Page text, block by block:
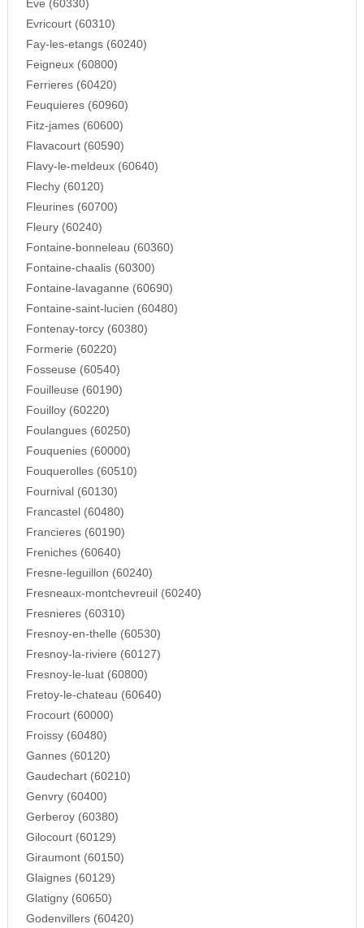
Eve (60330)
Evricourt (60310)
Fay-les-etangs (60240)
Feigneux (60800)
Ferrieres (60420)
Feuquieres (60960)
Fitz-james (60600)
Flavacourt (60590)
Flavy-le-meldeux (60640)
Flechy (60120)
Fleurines (60700)
Fleury (60240)
Fontaine-bonneleau (60360)
Fontaine-chaalis (60300)
Fontaine-lavaganne (60690)
Fontaine-saint-lucien (60480)
Fontenay-torcy (60380)
Formerie (60220)
Fosseuse (60540)
Fouilleuse (60190)
Fouilloy (60220)
Foulangues (60250)
Fouquenies (60000)
Fouquerolles (60510)
Fournival (60130)
Francastel (60480)
Francieres (60190)
Freniches (60640)
Fresne-leguillon (60240)
Fresneaux-montchevreuil (60240)
Fresnieres (60310)
Fresnoy-en-thelle (60530)
Fresnoy-la-riviere (60127)
Fresnoy-le-luat (60800)
Fretoy-le-chateau (60640)
Frocourt (60000)
Froissy (60480)
Gannes (60120)
Gaudechart (60210)
Genvry (60400)
Gerberoy (60380)
Gilocourt (60129)
Giraumont (60150)
Glaignes (60129)
Glatigny (60650)
Godenvillers (60420)